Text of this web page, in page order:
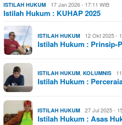
ISTILAH HUKUM 17 Jan 2026 - 17:11 WIB
Istilah Hukum : KUHAP 2025
ISTILAH HUKUM 12 Okt 2025 -
Istilah Hukum :
ISTILAH HUKUM, KOLUMNIS
Istilah Hukum :
ISTILAH HUKUM 27 Jul 2025 -
Istilah Hukum : Asas